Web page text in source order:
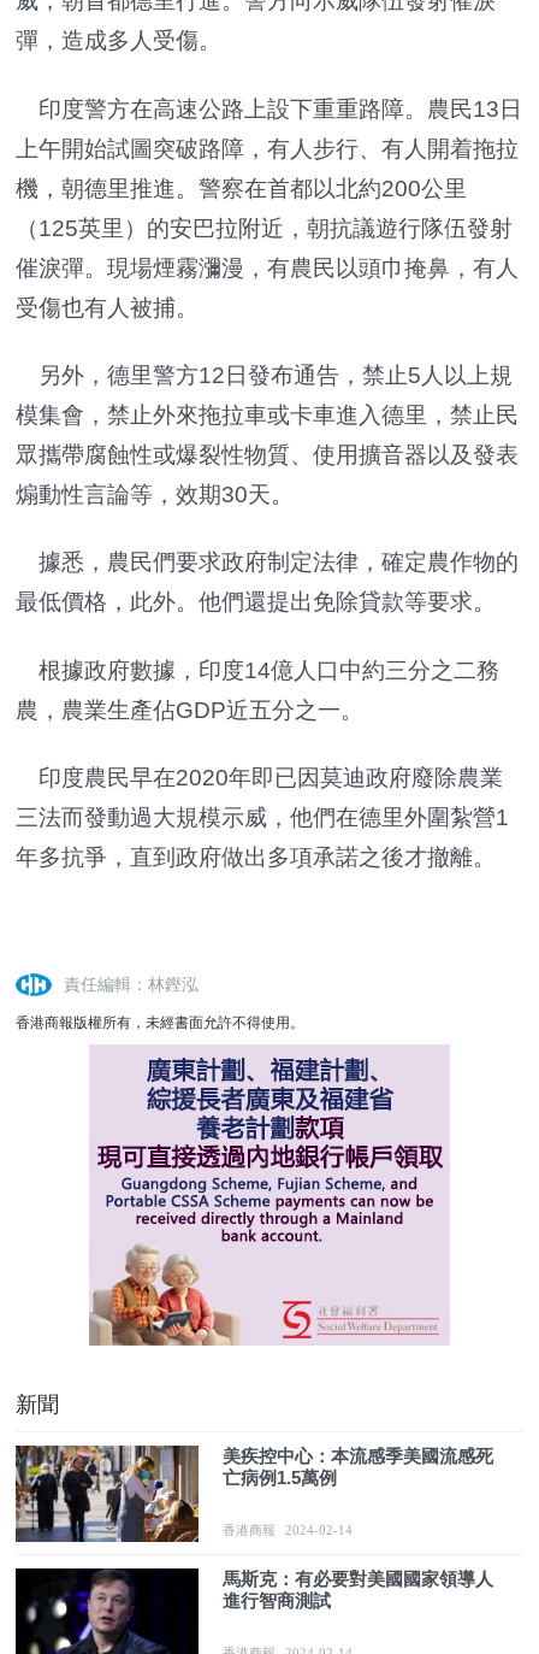
彈，造成多人受傷。
印度警方在高速公路上設下重重路障。農民13日
上午開始試圖突破路障，有人步行、有人開着拖拉
機，朝德里推進。警察在首都以北約200公里
（125英里）的安巴拉附近，朝抗議遊行隊伍發射
催淚彈。現場煙霧瀰漫，有農民以頭巾掩鼻，有人
受傷也有人被捕。
另外，德里警方12日發布通告，禁止5人以上規
模集會，禁止外來拖拉車或卡車進入德里，禁止民
眾攜帶腐蝕性或爆裂性物質、使用擴音器以及發表
煽動性言論等，效期30天。
據悉，農民們要求政府制定法律，確定農作物的
最低價格，此外。他們還提出免除貸款等要求。
根據政府數據，印度14億人口中約三分之二務
農，農業生產佔GDP近五分之一。
印度農民早在2020年即已因莫迪政府廢除農業
三法而發動過大規模示威，他們在德里外圍紮營1
年多抗爭，直到政府做出多項承諾之後才撤離。
責任編輯：林鏗泓
香港商報版權所有，未經書面允許不得使用。
新聞
美疾控中心：本流感季美國流感死
亡病例1.5萬例
香港商報 2024-02-14
馬斯克：有必要對美國國家領導人
進行智商測試